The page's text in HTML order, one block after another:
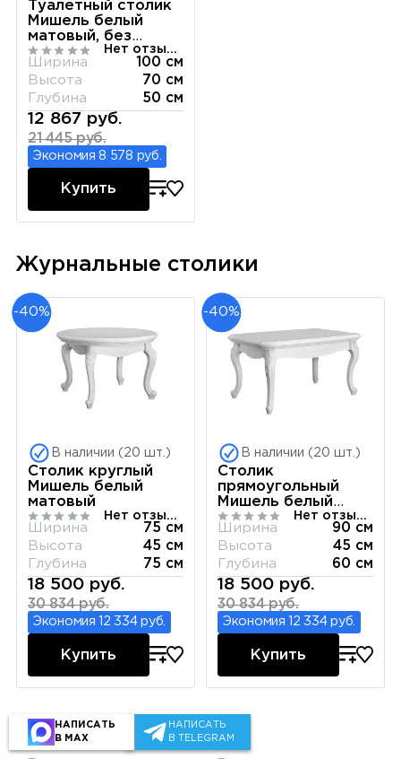
Туалетный столик
Мишель белый
матовый, без
зеркала
Нет отзывов
Ширина
100 см
Высота
70 см
Глубина
50 см
12 867 руб.
21 445 руб.
Экономия 8 578 руб.
Купить
Журнальные столики
-40%
В наличии (20 шт.)
Столик круглый
Мишель белый
матовый
Нет отзывов
Ширина
75 см
Высота
45 см
Глубина
75 см
18 500 руб.
30 834 руб.
Экономия 12 334 руб.
Купить
-40%
В наличии (20 шт.)
Столик
прямоугольный
Мишель белый
матовый
Нет отзывов
Ширина
90 см
Высота
45 см
Глубина
60 см
18 500 руб.
30 834 руб.
Экономия 12 334 руб.
Купить
Зеркала
НАПИСАТЬ
В TELEGRAM
НАПИСАТЬ
В MAX